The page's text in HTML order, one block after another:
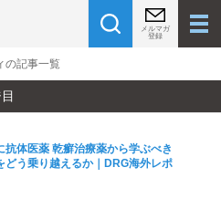
メルマガ
登録
の記事一覧
抗体医薬 乾癬治療薬から学ぶべき
う乗り越えるか｜DRG海外レポ